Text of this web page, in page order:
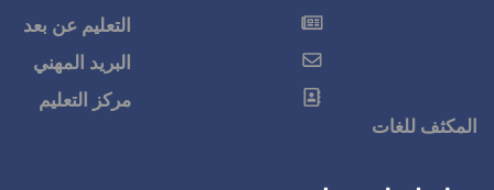
التعليم عن بعد
البريد المهني
مركز التعليم